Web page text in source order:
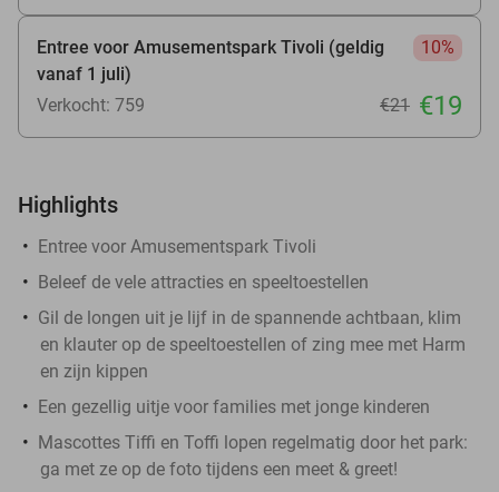
Entree voor Amusementspark Tivoli (geldig
vanaf 1 juli)
10%
Verkocht: 759 €21 €19
Highlights
Entree voor Amusementspark Tivoli
Beleef de vele attracties en speeltoestellen
Gil de longen uit je lijf in de spannende achtbaan, klim
en klauter op de speeltoestellen of zing mee met Harm
en zijn kippen
Een gezellig uitje voor families met jonge kinderen
Mascottes Tiffi en Toffi lopen regelmatig door het park:
ga met ze op de foto tijdens een meet & greet!